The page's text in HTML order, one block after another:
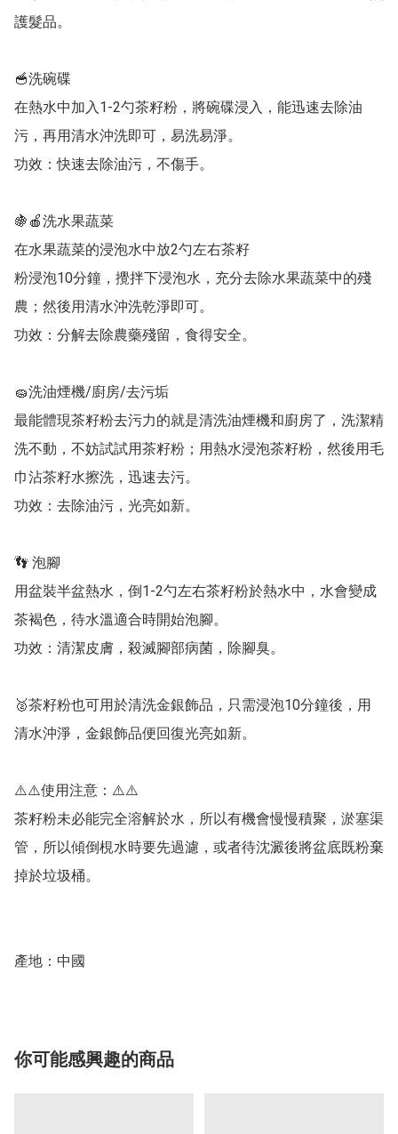
護髮品。
🥣洗碗碟
在熱水中加入1-2勺茶籽粉，將碗碟浸入，能迅速去除油
污，再用清水沖洗即可，易洗易淨。
功效：快速去除油污，不傷手。
🍇🍎洗水果蔬菜
在水果蔬菜的浸泡水中放2勺左右茶籽
粉浸泡10分鐘，攪拌下浸泡水，充分去除水果蔬菜中的殘
農；然後用清水沖洗乾淨即可。
功效：分解去除農藥殘留，食得安全。
🧽洗油煙機/廚房/去污垢
最能體現茶籽粉去污力的就是清洗油煙機和廚房了，洗潔精
洗不動，不妨試試用茶籽粉；用熱水浸泡茶籽粉，然後用毛
巾沾茶籽水擦洗，迅速去污。
功效：去除油污，光亮如新。
👣 泡腳
用盆裝半盆熱水，倒1-2勺左右茶籽粉於熱水中，水會變成
茶褐色，待水溫適合時開始泡腳。
功效：清潔皮膚，殺滅腳部病菌，除腳臭。
🥈茶籽粉也可用於清洗金銀飾品，只需浸泡10分鐘後，用
清水沖淨，金銀飾品便回復光亮如新。
⚠️⚠️使用注意：⚠️⚠️
茶籽粉未必能完全溶解於水，所以有機會慢慢積聚，淤塞渠
管，所以傾倒梘水時要先過濾，或者待沈澱後將盆底既粉棄
掉於垃圾桶。
產地：中國
你可能感興趣的商品